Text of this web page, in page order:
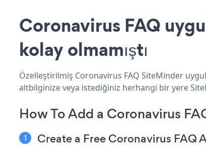
Coronavirus FAQ
kolay olmamıştı
Özelleştirilmiş Coronavirus FAQ SiteMinder
altbilginize veya istediğiniz herhangi bir yere
How To Add a Coronavirus
Create a Free Coronavirus FAQ